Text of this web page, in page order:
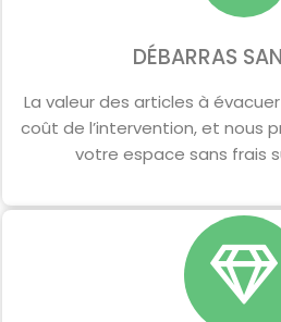
DÉBARRAS
La valeur des articles à
coût de l’intervention, et nous
votre espace sans frais